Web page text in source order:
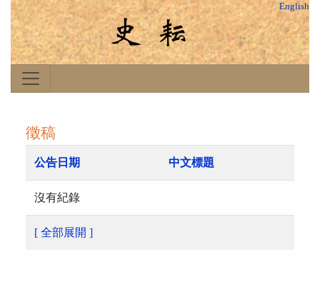
English
徵稿
公告日期 中文標題
沒有紀錄
[ 全部展開 ]